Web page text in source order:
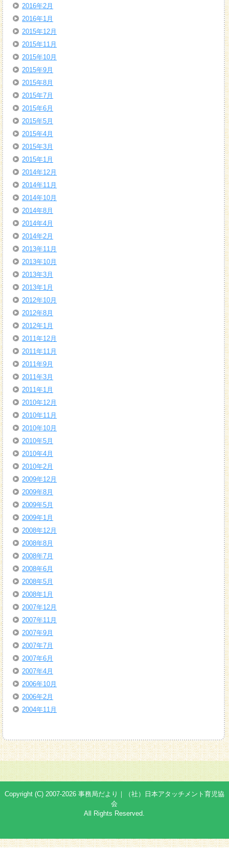
2016年2月
2016年1月
2015年12月
2015年11月
2015年10月
2015年9月
2015年8月
2015年7月
2015年6月
2015年5月
2015年4月
2015年3月
2015年1月
2014年12月
2014年11月
2014年10月
2014年8月
2014年4月
2014年2月
2013年11月
2013年10月
2013年3月
2013年1月
2012年10月
2012年8月
2012年1月
2011年12月
2011年11月
2011年9月
2011年3月
2011年1月
2010年12月
2010年11月
2010年10月
2010年5月
2010年4月
2010年2月
2009年12月
2009年8月
2009年5月
2009年1月
2008年12月
2008年8月
2008年7月
2008年6月
2008年5月
2008年1月
2007年12月
2007年11月
2007年9月
2007年7月
2007年6月
2007年4月
2006年10月
2006年2月
2004年11月
Copyright (C) 2007-2026 事務局だより｜（社）日本アタッチメント育児協
会
All Rights Reserved.